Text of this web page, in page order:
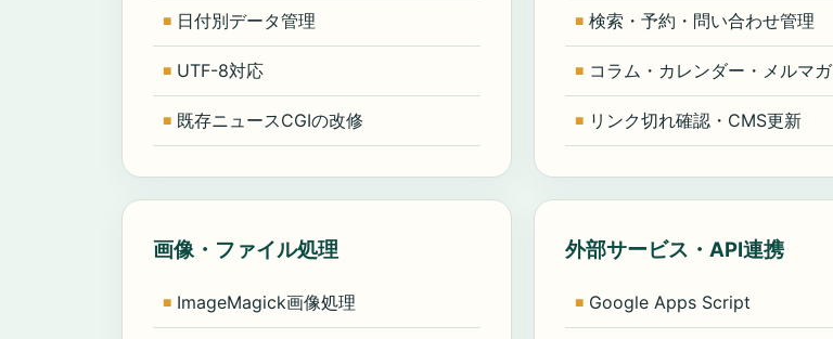
日付別データ管理
UTF-8対応
既存ニュースCGIの改修
検索・予約・問い合わせ管理
コラム・カレンダー・メルマガ
リンク切れ確認・CMS更新
画像・ファイル処理
ImageMagick画像処理
外部サービス・API連携
Google Apps Script